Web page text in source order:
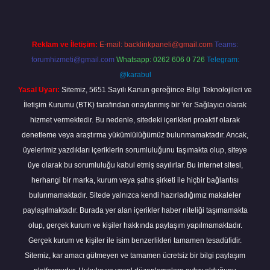
Reklam ve İletişim: E-mail: backlinkpaneli@gmail.com Teams:
forumhizmeti@gmail.com Whatsapp: 0262 606 0 726 Telegram:
@karabul
Yasal Uyarı: Sitemiz, 5651 Sayılı Kanun gereğince Bilgi Teknolojileri ve
İletişim Kurumu (BTK) tarafından onaylanmış bir Yer Sağlayıcı olarak
hizmet vermektedir. Bu nedenle, sitedeki içerikleri proaktif olarak
denetleme veya araştırma yükümlülüğümüz bulunmamaktadır. Ancak,
üyelerimiz yazdıkları içeriklerin sorumluluğunu taşımakta olup, siteye
üye olarak bu sorumluluğu kabul etmiş sayılırlar. Bu internet sitesi,
herhangi bir marka, kurum veya şahıs şirketi ile hiçbir bağlantısı
bulunmamaktadır. Sitede yalnızca kendi hazırladığımız makaleler
paylaşılmaktadır. Burada yer alan içerikler haber niteliği taşımamakta
olup, gerçek kurum ve kişiler hakkında paylaşım yapılmamaktadır.
Gerçek kurum ve kişiler ile isim benzerlikleri tamamen tesadüfidir.
Sitemiz, kar amacı gütmeyen ve tamamen ücretsiz bir bilgi paylaşım